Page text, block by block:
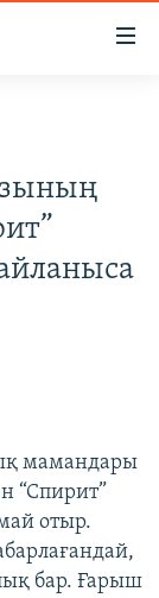
мамандары
“Спирит”
отыр.
бар. Ғарыш